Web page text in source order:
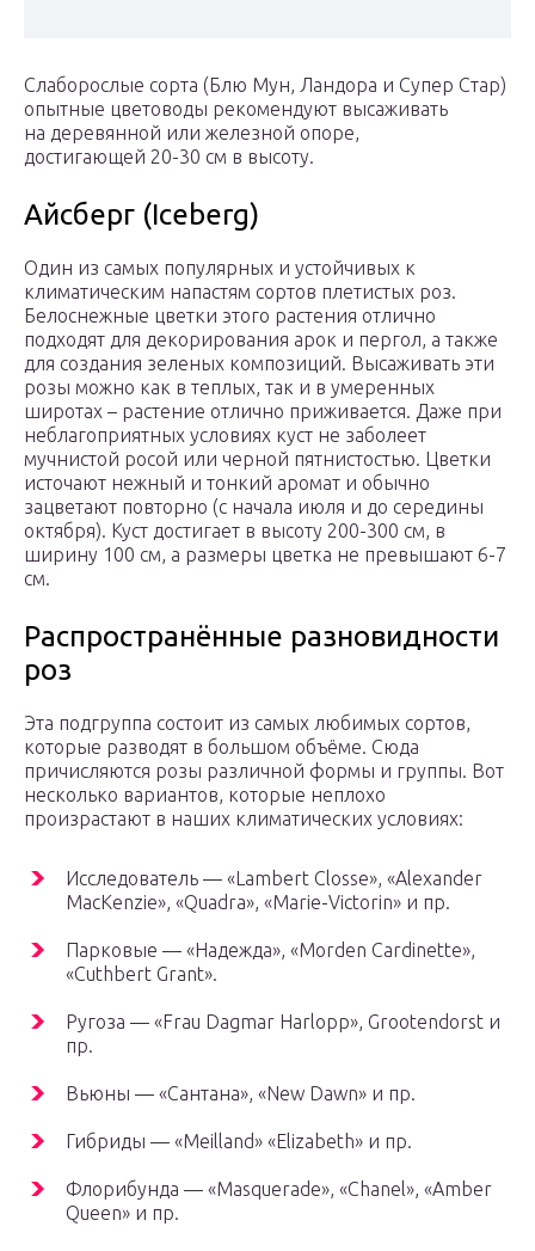
Слаборослые сорта (Блю Мун, Ландора и Супер Стар)
опытные цветоводы рекомендуют высаживать
на деревянной или железной опоре,
достигающей 20-30 см в высоту.
Айсберг (Iceberg)
Один из самых популярных и устойчивых к
климатическим напастям сортов плетистых роз.
Белоснежные цветки этого растения отлично
подходят для декорирования арок и пергол, а также
для создания зеленых композиций. Высаживать эти
розы можно как в теплых, так и в умеренных
широтах – растение отлично приживается. Даже при
неблагоприятных условиях куст не заболеет
мучнистой росой или черной пятнистостью. Цветки
источают нежный и тонкий аромат и обычно
зацветают повторно (с начала июля и до середины
октября). Куст достигает в высоту 200-300 см, в
ширину 100 см, а размеры цветка не превышают 6-7
см.
Распространённые разновидности
роз
Эта подгруппа состоит из самых любимых сортов,
которые разводят в большом объёме. Сюда
причисляются розы различной формы и группы. Вот
несколько вариантов, которые неплохо
произрастают в наших климатических условиях:
Исследователь — «Lambert Closse», «Alexander
MacKenzie», «Quadra», «Marie-Victorin» и пр.
Парковые — «Надежда», «Morden Cardinette»,
«Cuthbert Grant».
Ругоза — «Frau Dagmar Harlopp», Grootendorst и
пр.
Вьюны — «Сантана», «New Dawn» и пр.
Гибриды — «Meilland» «Elizabeth» и пр.
Флорибунда — «Masquerade», «Chanel», «Amber
Queen» и пр.